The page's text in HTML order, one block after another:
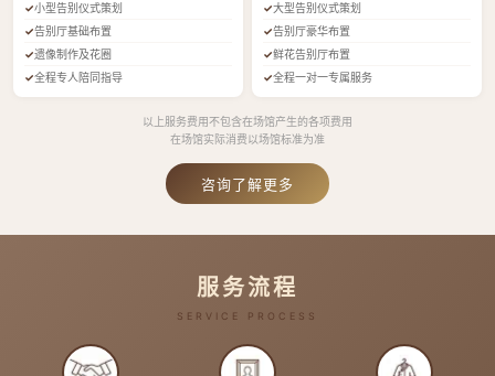
小型告别仪式策划
告别厅基础布置
遗像制作及花圈
全程专人陪同指导
大型告别仪式策划
告别厅豪华布置
鲜花告别厅布置
全程一对一专属服务
以上服务费用不包含在场馆产生的各项费用
在场馆实际消费以场馆标准为准
咨询了解更多
服务流程
SERVICE PROCESS